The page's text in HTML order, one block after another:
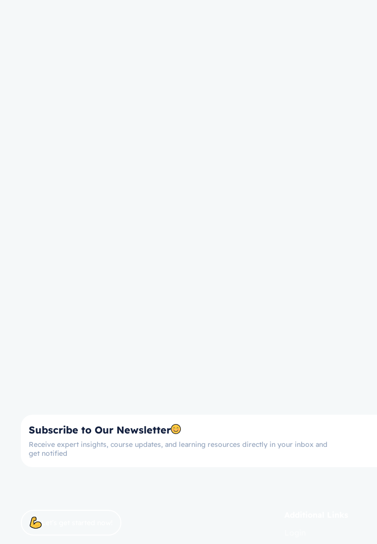
Subscribe to Our Newsletter
Receive expert insights, course updates, and learning resources directly in your inbox and
get notified
Let’s get started now!